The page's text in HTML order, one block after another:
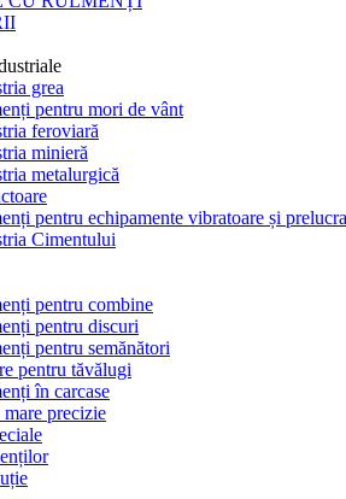
grea
pentru mori de vânt
feroviară
minieră
metalurgică
pentru echipamente vibratoare și
Cimentului
pentru combine
pentru discuri
pentru semănători
pentru tăvălugi
în carcase
precizie